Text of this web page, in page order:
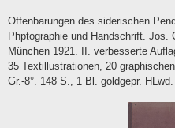
Contact
Terms
Withdrawal
Privacy Policy
Offenbarungen des siderischen
Phptographie und Handschrift. Jos.
München 1921. II. verbesserte
35 Textillustrationen, 20
Gr.-8°. 148 S., 1 Bl. goldgepr. HLwd.